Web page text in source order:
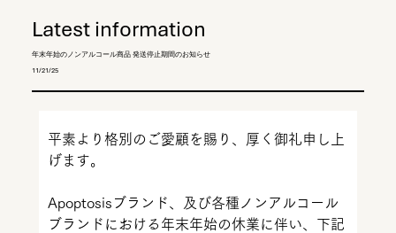
平素より格別のご愛顧を賜り、厚く御礼申し上
げます。
Apoptosisブランド、及び各種ノンアルコール
ブランドにおける年末年始の休業に伴い、下記
Latest information
年末年始のノンアルコール商品 発送停止期間のお知らせ
11/21/25